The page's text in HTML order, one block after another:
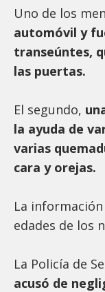
Uno de los
automóvil y
transeúntes,
las puertas.
El segundo,
la ayuda de
varias
cara y orejas.
La
edades de los
La Policía de
acusó de